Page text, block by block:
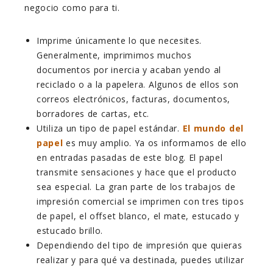
negocio como para ti.
Imprime únicamente lo que necesites.
Generalmente, imprimimos muchos
documentos por inercia y acaban yendo al
reciclado o a la papelera. Algunos de ellos son
correos electrónicos, facturas, documentos,
borradores de cartas, etc.
Utiliza un tipo de papel estándar. El mundo del
papel es muy amplio. Ya os informamos de ello
en entradas pasadas de este blog. El papel
transmite sensaciones y hace que el producto
sea especial. La gran parte de los trabajos de
impresión comercial se imprimen con tres tipos
de papel, el offset blanco, el mate, estucado y
estucado brillo.
Dependiendo del tipo de impresión que quieras
realizar y para qué va destinada, puedes utilizar